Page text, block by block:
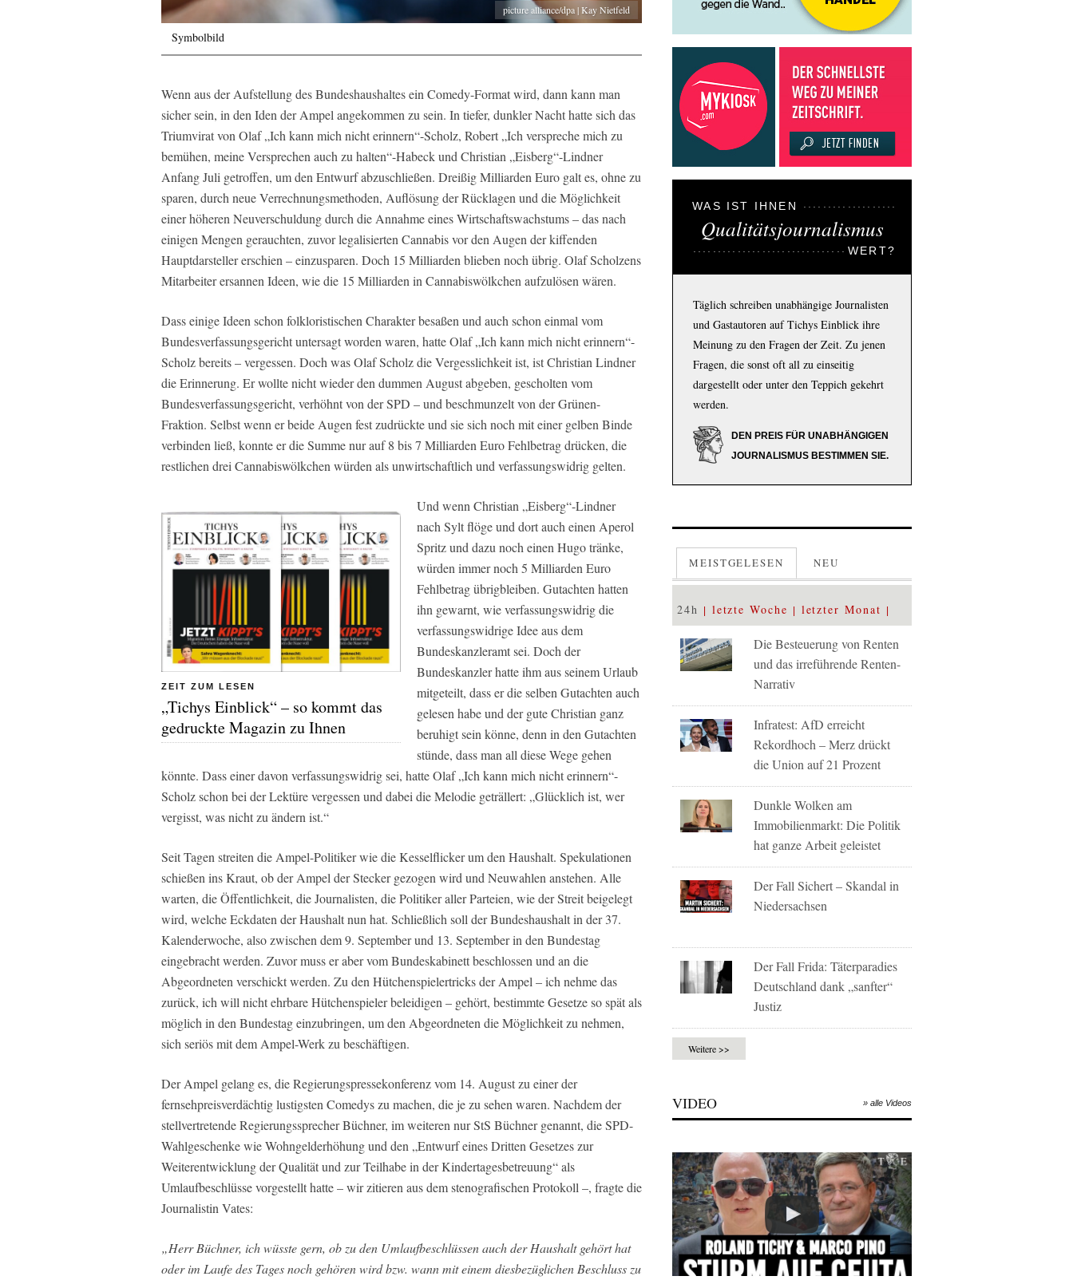
picture alliance/dpa | Kay Nietfeld
Symbolbild
Wenn aus der Aufstellung des Bundeshaushaltes ein Comedy-Format wird, dann kann man
sicher sein, in den Iden der Ampel angekommen zu sein. In tiefer, dunkler Nacht hatte sich das
Triumvirat von Olaf „Ich kann mich nicht erinnern“-Scholz, Robert „Ich verspreche mich zu
bemühen, meine Versprechen auch zu halten“-Habeck und Christian „Eisberg“-Lindner
Anfang Juli getroffen, um den Entwurf abzuschließen. Dreißig Milliarden Euro galt es, ohne zu
sparen, durch neue Verrechnungsmethoden, Auflösung der Rücklagen und die Möglichkeit
einer höheren Neuverschuldung durch die Annahme eines Wirtschaftswachstums – das nach
einigen Mengen gerauchten, zuvor legalisierten Cannabis vor den Augen der kiffenden
Hauptdarsteller erschien – einzusparen. Doch 15 Milliarden blieben noch übrig. Olaf Scholzens
Mitarbeiter ersannen Ideen, wie die 15 Milliarden in Cannabiswölkchen aufzulösen wären.
Dass einige Ideen schon folkloristischen Charakter besaßen und auch schon einmal vom
Bundesverfassungsgericht untersagt worden waren, hatte Olaf „Ich kann mich nicht erinnern“-
Scholz bereits – vergessen. Doch was Olaf Scholz die Vergesslichkeit ist, ist Christian Lindner
die Erinnerung. Er wollte nicht wieder den dummen August abgeben, gescholten vom
Bundesverfassungsgericht, verhöhnt von der SPD – und beschmunzelt von der Grünen-
Fraktion. Selbst wenn er beide Augen fest zudrückte und sie sich noch mit einer gelben Binde
verbinden ließ, konnte er die Summe nur auf 8 bis 7 Milliarden Euro Fehlbetrag drücken, die
restlichen drei Cannabiswölkchen würden als unwirtschaftlich und verfassungswidrig gelten.
ZEIT ZUM LESEN
„Tichys Einblick“ – so kommt das
gedruckte Magazin zu Ihnen
Und wenn Christian „Eisberg“-Lindner
nach Sylt flöge und dort auch einen Aperol
Spritz und dazu noch einen Hugo tränke,
würden immer noch 5 Milliarden Euro
Fehlbetrag übrigbleiben. Gutachten hatten
ihn gewarnt, wie verfassungswidrig die
verfassungswidrige Idee aus dem
Bundeskanzleramt sei. Doch der
Bundeskanzler hatte ihm aus seinem Urlaub
mitgeteilt, dass er die selben Gutachten auch
gelesen habe und der gute Christian ganz
beruhigt sein könne, denn in den Gutachten
stünde, dass man all diese Wege gehen
könnte. Dass einer davon verfassungswidrig sei, hatte Olaf „Ich kann mich nicht erinnern“-
Scholz schon bei der Lektüre vergessen und dabei die Melodie geträllert: „Glücklich ist, wer
vergisst, was nicht zu ändern ist.“
Seit Tagen streiten die Ampel-Politiker wie die Kesselflicker um den Haushalt. Spekulationen
schießen ins Kraut, ob der Ampel der Stecker gezogen wird und Neuwahlen anstehen. Alle
warten, die Öffentlichkeit, die Journalisten, die Politiker aller Parteien, wie der Streit beigelegt
wird, welche Eckdaten der Haushalt nun hat. Schließlich soll der Bundeshaushalt in der 37.
Kalenderwoche, also zwischen dem 9. September und 13. September in den Bundestag
eingebracht werden. Zuvor muss er aber vom Bundeskabinett beschlossen und an die
Abgeordneten verschickt werden. Zu den Hütchenspielertricks der Ampel – ich nehme das
zurück, ich will nicht ehrbare Hütchenspieler beleidigen – gehört, bestimmte Gesetze so spät als
möglich in den Bundestag einzubringen, um den Abgeordneten die Möglichkeit zu nehmen,
sich seriös mit dem Ampel-Werk zu beschäftigen.
Der Ampel gelang es, die Regierungspressekonferenz vom 14. August zu einer der
fernsehpreisverdächtig lustigsten Comedys zu machen, die je zu sehen waren. Nachdem der
stellvertretende Regierungssprecher Büchner, im weiteren nur StS Büchner genannt, die SPD-
Wahlgeschenke wie Wohngelderhöhung und den „Entwurf eines Dritten Gesetzes zur
Weiterentwicklung der Qualität und zur Teilhabe in der Kindertagesbetreuung“ als
Umlaufbeschlüsse vorgestellt hatte – wir zitieren aus dem stenografischen Protokoll –, fragte die
Journalistin Vates:
„Herr Büchner, ich wüsste gern, ob zu den Umlaufbeschlüssen auch der Haushalt gehört hat
oder im Laufe des Tages noch gehören wird bzw. wann mit einem diesbezüglichen Beschluss zu
WAS IST IHNEN
Qualitätsjournalismus
WERT?
Täglich schreiben unabhängige Journalisten
und Gastautoren auf Tichys Einblick ihre
Meinung zu den Fragen der Zeit. Zu jenen
Fragen, die sonst oft all zu einseitig
dargestellt oder unter den Teppich gekehrt
werden.
DEN PREIS FÜR UNABHÄNGIGEN
JOURNALISMUS BESTIMMEN SIE.
MEISTGELESEN NEU
24h letzte Woche letzter Monat
Die Besteuerung von Renten
und das irreführende Renten-
Narrativ
Infratest: AfD erreicht
Rekordhoch – Merz drückt
die Union auf 21 Prozent
Dunkle Wolken am
Immobilienmarkt: Die Politik
hat ganze Arbeit geleistet
Der Fall Sichert – Skandal in
Niedersachsen
Der Fall Frida: Täterparadies
Deutschland dank „sanfter“
Justiz
Weitere >>
VIDEO » alle Videos